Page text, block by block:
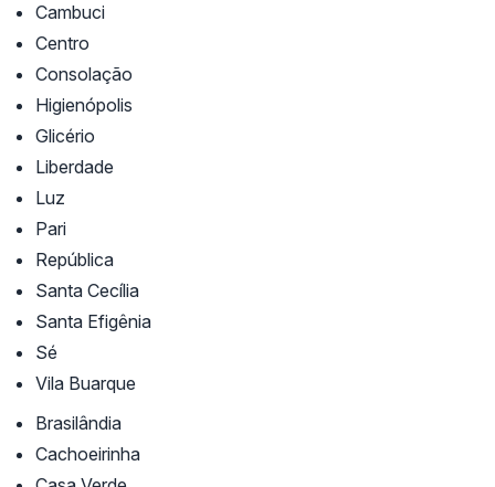
Cambuci
Centro
Consolação
Higienópolis
Glicério
Liberdade
Luz
Pari
República
Santa Cecília
Santa Efigênia
Sé
Vila Buarque
Brasilândia
Cachoeirinha